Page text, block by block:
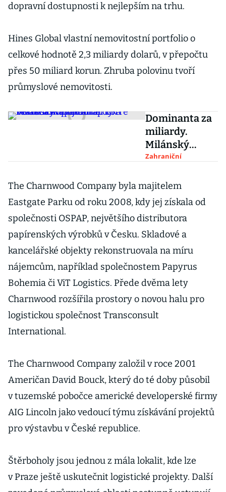
dopravní dostupnosti k nejlepším na trhu.
Hines Global vlastní nemovitostní portfolio o
celkové hodnotě 2,3 miliardy dolarů, v přepočtu
přes 50 miliard korun. Zhruba polovinu tvoří
průmyslové nemovitosti.
Dominanta za
miliardy.
Milánský
mrakodrap
kupuje
americká
realitní
skupina
Zahraniční
The Charnwood Company byla majitelem
Eastgate Parku od roku 2008, kdy jej získala od
společnosti OSPAP, největšího distributora
papírenských výrobků v Česku. Skladové a
kancelářské objekty rekonstruovala na míru
nájemcům, například společnostem Papyrus
Bohemia či ViT Logistics. Přede dvěma lety
Charnwood rozšířila prostory o novou halu pro
logistickou společnost Transconsult
International.
The Charnwood Company založil v roce 2001
Američan David Bouck, který do té doby působil
v tuzemské pobočce americké developerské firmy
AIG Lincoln jako vedoucí týmu získávání projektů
pro výstavbu v České republice.
Štěrboholy jsou jednou z mála lokalit, kde lze
v Praze ještě uskutečnit logistické projekty. Další